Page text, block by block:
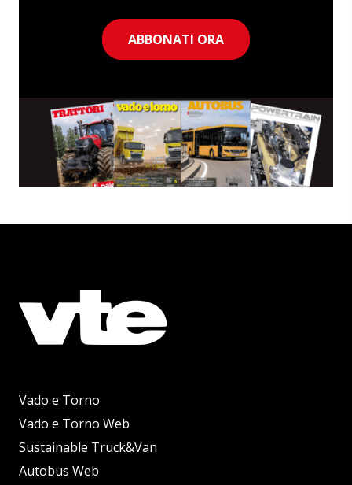
ABBONATI ORA
Vado e Torno
Vado e Torno Web
Sustainable Truck&Van
Autobus Web